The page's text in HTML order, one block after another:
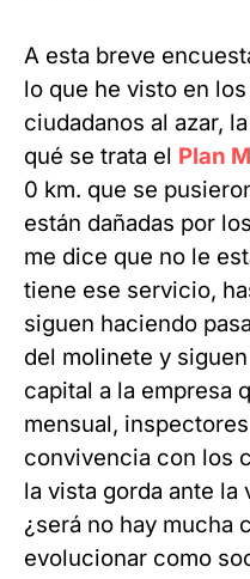
A esta breve
lo que he visto en
ciudadanos al azar,
qué se trata el Plan
0 km. que se
están dañadas por
me dice que no le
tiene ese servicio,
siguen haciendo
del molinete y
capital a la empresa
mensual,
convivencia con los
la vista gorda ante la
¿será no hay mucha
evolucionar como